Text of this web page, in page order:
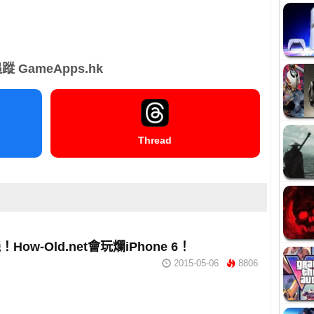
蹤 GameApps.hk
Thread
How-Old.net會玩爛iPhone 6！
2015-05-06 8806